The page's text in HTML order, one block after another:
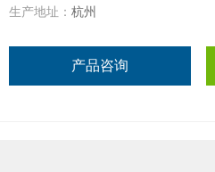
生产地址： 杭州
产品咨询